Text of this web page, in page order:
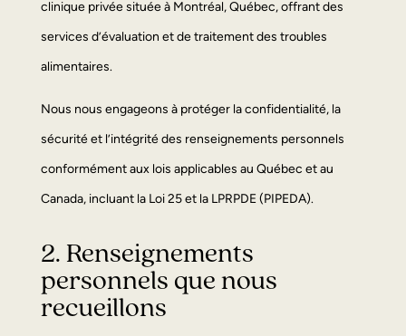
clinique privée située à Montréal, Québec, offrant des
services d’évaluation et de traitement des troubles
alimentaires.
Nous nous engageons à protéger la confidentialité, la
sécurité et l’intégrité des renseignements personnels
conformément aux lois applicables au Québec et au
Canada, incluant la Loi 25 et la LPRPDE (PIPEDA).
2. Renseignements
personnels que nous
recueillons